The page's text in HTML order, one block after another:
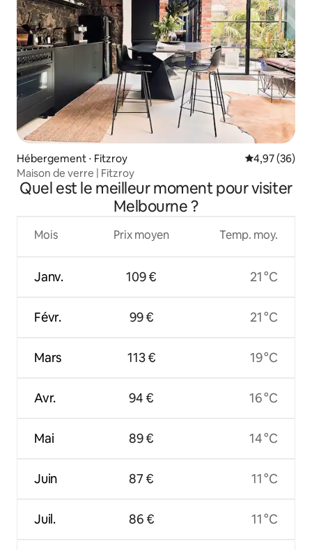
Hébergement ⋅ Fitzroy Évaluation
4,97 (36)
Maison de verre | Fitzroy
Quel est le meilleur moment pour visiter
Melbourne ?
Mois
Janv.
Févr.
Mars
Avr.
Mai
Juin
Juil.
Prix moyen
109 €
99 €
113 €
94 €
89 €
87 €
86 €
Temp. moy.
21 °C
21 °C
19 °C
16 °C
14 °C
11 °C
11 °C